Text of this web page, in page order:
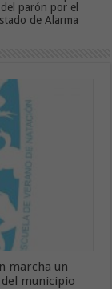
parón por el
de Alarma
marcha un
municipio